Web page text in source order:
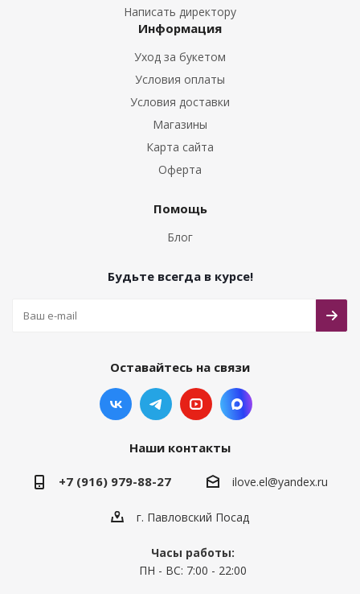
Букеты из Гладиолусов
Букеты из Тюльпанов
Написать директору
Информация
Уход за букетом
Условия оплаты
Условия доставки
Магазины
Карта сайта
Оферта
Помощь
Блог
Будьте всегда в курсе!
Оставайтесь на связи
Наши контакты
+7 (916) 979-88-27 ilove.el@yandex.ru
г. Павловский Посад
Часы работы:
ПН - ВС: 7:00 - 22:00